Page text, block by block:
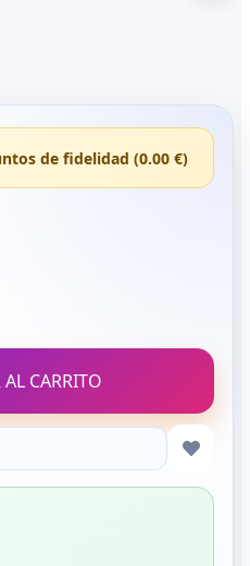
de fidelidad (0.00 €)
CARRITO